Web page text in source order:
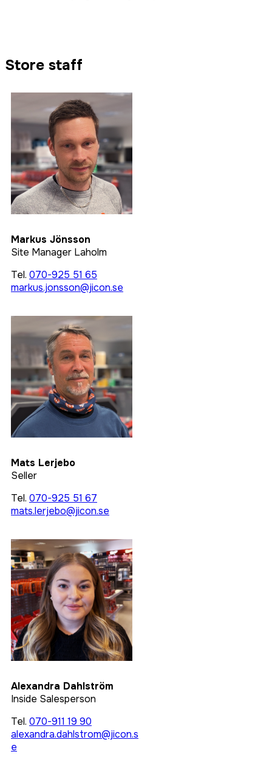
Store staff
Markus Jönsson
Site Manager Laholm
Tel. 070-925 51 65
markus.jonsson@jicon.se
Mats Lerjebo
Seller
Tel. 070-925 51 67
mats.lerjebo@jicon.se
Alexandra Dahlström
Inside Salesperson
Tel. 070-911 19 90
alexandra.dahlstrom@jicon.s
e